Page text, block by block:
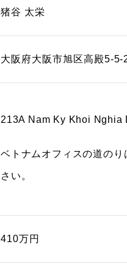
猪谷 太栄
大阪府大阪市旭区高殿5-5-
213A Nam Ky Khoi Nghia
ベトナムオフィスの道の
さい。
410万円